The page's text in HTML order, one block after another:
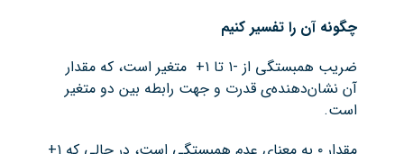
چگونه آن را تفسیر کنیم
ضریب همبستگی از -۱ تا ۱+ متغیر است، که مقدار
آن نشان‌دهنده‌ی قدرت و جهت رابطه بین دو متغیر
است.